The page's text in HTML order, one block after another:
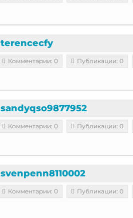
terencecfy
Комментарии: 0 Публикации: 0
sandyqso9877952
Комментарии: 0 Публикации: 0
svenpenn8110002
Комментарии: 0 Публикации: 0